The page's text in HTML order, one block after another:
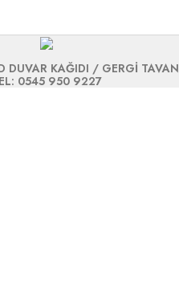
DUVAR KAĞIDI / GERGİ TAVAN
0545 950 9227